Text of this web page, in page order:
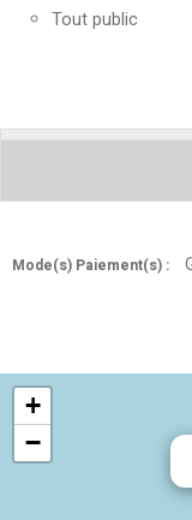
Tout public
Mode(s) Paiement(s) :
+
−